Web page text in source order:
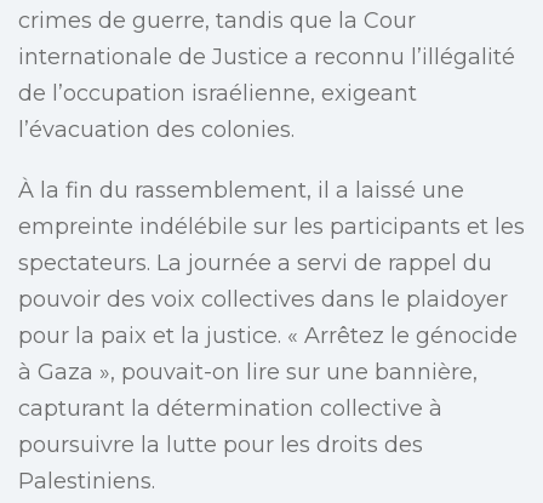
crimes de guerre, tandis que la Cour
internationale de Justice a reconnu l’illégalité
de l’occupation israélienne, exigeant
l’évacuation des colonies.
À la fin du rassemblement, il a laissé une
empreinte indélébile sur les participants et les
spectateurs. La journée a servi de rappel du
pouvoir des voix collectives dans le plaidoyer
pour la paix et la justice. « Arrêtez le génocide
à Gaza », pouvait-on lire sur une bannière,
capturant la détermination collective à
poursuivre la lutte pour les droits des
Palestiniens.